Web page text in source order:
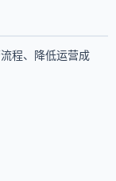
程、降低运营成